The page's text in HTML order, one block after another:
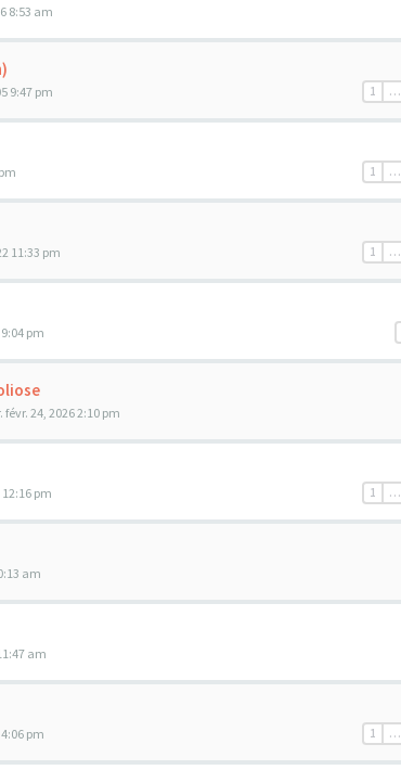
8:53 am
1 …
9:47 pm
1 …
1 …
11:33 pm
pm
févr. 24, 2026 2:10 pm
1 …
pm
am
am
1 …
pm